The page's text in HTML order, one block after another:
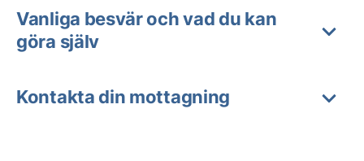
Vanliga besvär och vad du kan
göra själv
Kontakta din mottagning